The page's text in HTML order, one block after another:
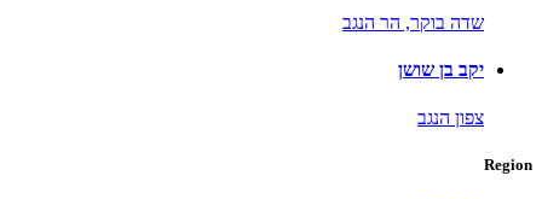
שדה בוקר, הר הנגב
יקב בן שושן
צפון הנגב
Region